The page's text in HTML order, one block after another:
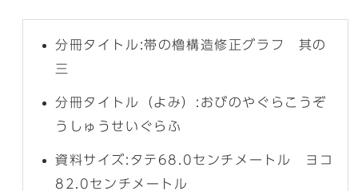
分冊タイトル:帯の櫓構造修正グラフ 其の
三
分冊タイトル（よみ）:おびのやぐらこうぞ
うしゅうせいぐらふ
資料サイズ:タテ68.0センチメートル ヨコ
82.0センチメートル